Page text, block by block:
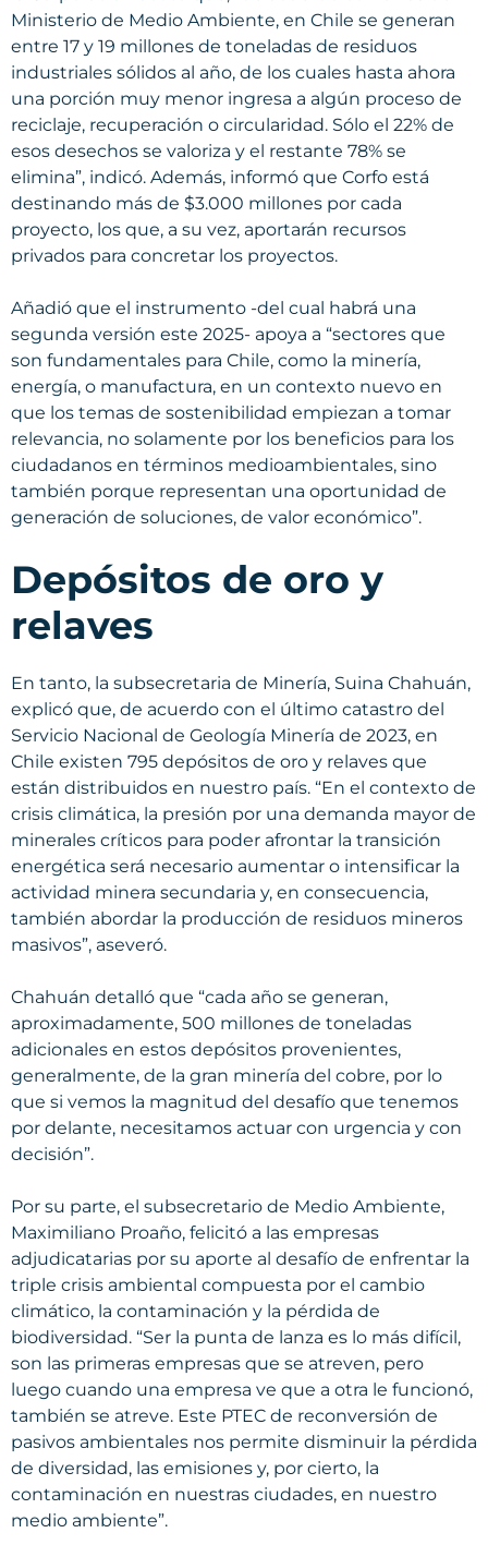
Ministerio de Medio Ambiente, en Chile se generan
entre 17 y 19 millones de toneladas de residuos
industriales sólidos al año, de los cuales hasta ahora
una porción muy menor ingresa a algún proceso de
reciclaje, recuperación o circularidad. Sólo el 22% de
esos desechos se valoriza y el restante 78% se
elimina”, indicó. Además, informó que Corfo está
destinando más de $3.000 millones por cada
proyecto, los que, a su vez, aportarán recursos
privados para concretar los proyectos.
Añadió que el instrumento -del cual habrá una
segunda versión este 2025- apoya a “sectores que
son fundamentales para Chile, como la minería,
energía, o manufactura, en un contexto nuevo en
que los temas de sostenibilidad empiezan a tomar
relevancia, no solamente por los beneficios para los
ciudadanos en términos medioambientales, sino
también porque representan una oportunidad de
generación de soluciones, de valor económico”.
Depósitos de oro y
relaves
En tanto, la subsecretaria de Minería, Suina Chahuán,
explicó que, de acuerdo con el último catastro del
Servicio Nacional de Geología Minería de 2023, en
Chile existen 795 depósitos de oro y relaves que
están distribuidos en nuestro país. “En el contexto de
crisis climática, la presión por una demanda mayor de
minerales críticos para poder afrontar la transición
energética será necesario aumentar o intensificar la
actividad minera secundaria y, en consecuencia,
también abordar la producción de residuos mineros
masivos”, aseveró.
Chahuán detalló que “cada año se generan,
aproximadamente, 500 millones de toneladas
adicionales en estos depósitos provenientes,
generalmente, de la gran minería del cobre, por lo
que si vemos la magnitud del desafío que tenemos
por delante, necesitamos actuar con urgencia y con
decisión”.
Por su parte, el subsecretario de Medio Ambiente,
Maximiliano Proaño, felicitó a las empresas
adjudicatarias por su aporte al desafío de enfrentar la
triple crisis ambiental compuesta por el cambio
climático, la contaminación y la pérdida de
biodiversidad. “Ser la punta de lanza es lo más difícil,
son las primeras empresas que se atreven, pero
luego cuando una empresa ve que a otra le funcionó,
también se atreve. Este PTEC de reconversión de
pasivos ambientales nos permite disminuir la pérdida
de diversidad, las emisiones y, por cierto, la
contaminación en nuestras ciudades, en nuestro
medio ambiente”.